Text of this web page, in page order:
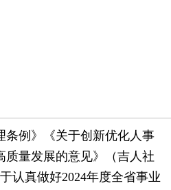
条例》《关于创新优化人事
质量发展的意见》（吉人社
认真做好2024年度全省事业